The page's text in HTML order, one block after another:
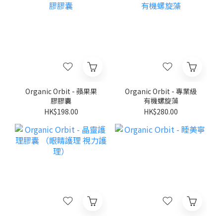
Organic Orbit - 蘋果果
膠膠囊
HK$198.00
Organic Orbit - 專業級
有機螺旋藻
HK$280.00